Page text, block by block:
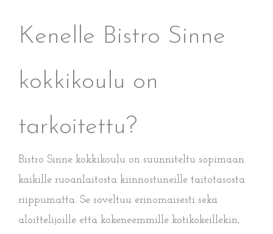
Kenelle Bistro Sinne
kokkikoulu on
tarkoitettu?
Bistro Sinne kokkikoulu on suunniteltu sopimaan
kaikille ruoanlaitosta kiinnostuneille taitotasosta
riippumatta. Se soveltuu erinomaisesti sekä
aloittelijoille että kokeneemmille kotikokeillekin,